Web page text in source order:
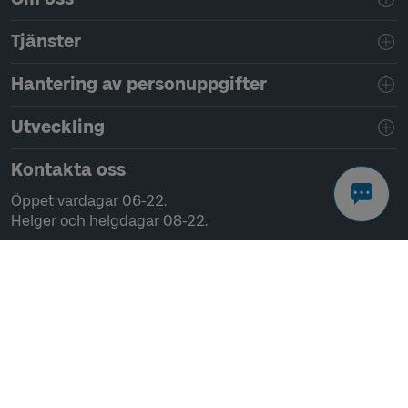
Tjänster
Hantering av personuppgifter
Utveckling
Kontakta oss
Öppet vardagar 06-22.
Helger och helgdagar 08-22.